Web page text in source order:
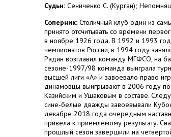
Судьи: Сениченко С. (Курган);
Соперник: Столичный клуб один из
принято отсчитывать со времени
в ноябре 1926 года. В 1992 и 1993
чемпионатов России, в 1994 году
Радин возглавил команду МГФСО, на
сезоне-1997/98 команда выиграла
высшей лиги «А» и завоевало право
динамовцы выигрывают в 2006 году
Казийским и Ушаковым в составе.
сине-белые дважды завоевывали
декабре 2018 года очередным
привела к приемлемому результату.
прошлый сезон завершили на